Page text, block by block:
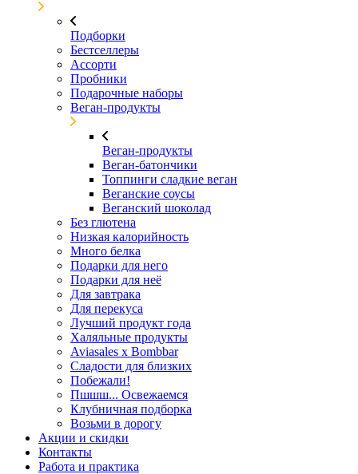
Подборки
Бестселлеры
Ассорти
Пробники
Подарочные наборы
Веган-продукты
Веган-продукты
Веган-батончики
Топпинги сладкие веган
Веганские соусы
Веганский шоколад
Без глютена
Низкая калорийность
Много белка
Подарки для него
Подарки для неё
Для завтрака
Для перекуса
Лучший продукт года
Халяльные продукты
Aviasales x Bombbar
Сладости для близких
Побежали!
Пшшш... Освежаемся
Клубничная подборка
Возьми в дорогу
Акции и скидки
Контакты
Работа и практика